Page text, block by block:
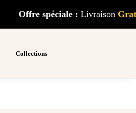
Offre spéciale : Livraison G
Collections